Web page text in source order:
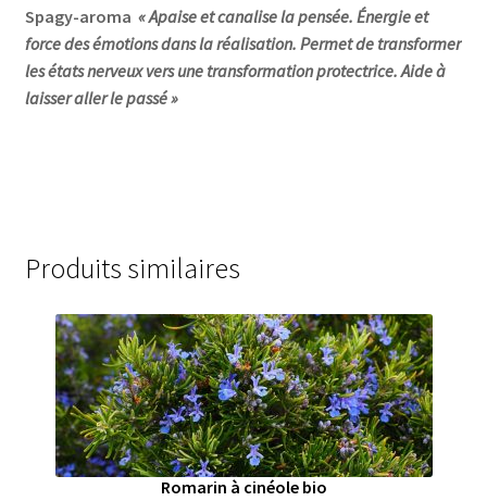
Spagy-aroma « Apaise et canalise la pensée. Énergie et
force des émotions dans la réalisation. Permet de transformer
les états nerveux vers une transformation protectrice. Aide à
laisser aller le passé »
Produits similaires
Romarin à cinéole bio